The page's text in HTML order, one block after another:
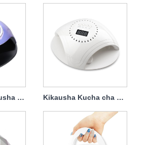
Greenlife Gel Kausha Kucha Taa 120w Kikausha Kucha cha Taa ya UV chenye Chaja 86w